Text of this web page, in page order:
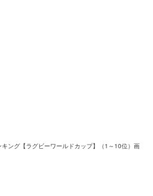
ング【ラグビーワールドカップ】（1～10位）画